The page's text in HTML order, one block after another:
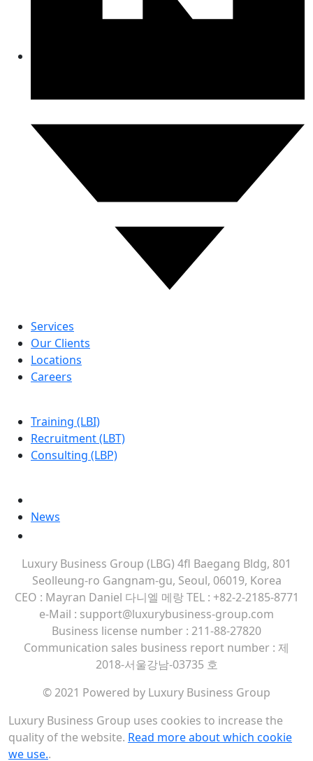
Services
Our Clients
Locations
Careers
Training (LBI)
Recruitment (LBT)
Consulting (LBP)
News
Luxury Business Group (LBG) 4fl Baegang Bldg, 801
Seolleung-ro Gangnam-gu, Seoul, 06019, Korea
CEO : Mayran Daniel 다니엘 메랑 TEL : +82-2-2185-8771
e-Mail : support@luxurybusiness-group.com
Business license number : 211-88-27820
Communication sales business report number : 제
2018-서울강남-03735 호
© 2021 Powered by Luxury Business Group
Luxury Business Group uses cookies to increase the
quality of the website. Read more about which cookie
we use..